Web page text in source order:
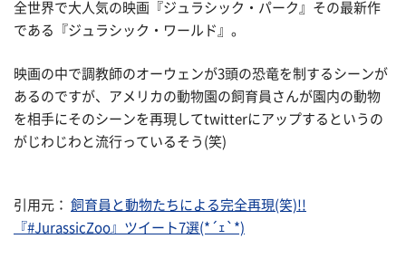
全世界で大人気の映画『ジュラシック・パーク』その最新作
である『ジュラシック・ワールド』。
映画の中で調教師のオーウェンが3頭の恐竜を制するシーンが
あるのですが、アメリカの動物園の飼育員さんが園内の動物
を相手にそのシーンを再現してtwitterにアップするというの
がじわじわと流行っているそう(笑)
引用元： 飼育員と動物たちによる完全再現(笑)!!
『#JurassicZoo』ツイート7選(*´ｪ`*)